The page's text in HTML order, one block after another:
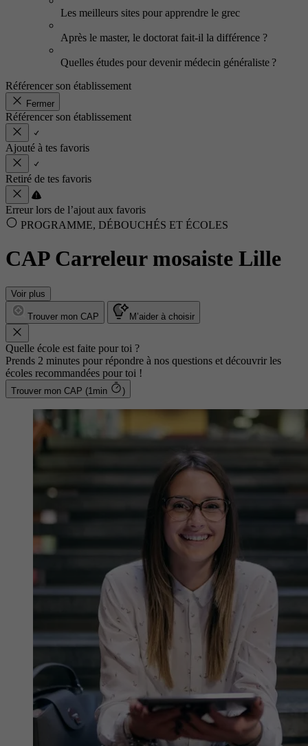
Les meilleurs sites pour apprendre le grec
Après le master, le doctorat fait-il la différence ?
Quelles études pour devenir médecin généraliste ?
Référencer son établissement
Fermer
Référencer son établissement
Ajouté à tes favoris
Retiré de tes favoris
Erreur lors de l’ajout aux favoris
PROGRAMME, DÉBOUCHÉS ET ÉCOLES
CAP Carreleur mosaiste Lille
Voir plus
Trouver mon CAP M’aider à choisir
Quelle école est faite pour toi ?
Prends 2 minutes pour répondre à nos questions et découvrir les
écoles recommandées pour toi !
Trouver mon CAP (1min )